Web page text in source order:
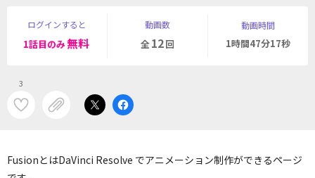
ログインすると
1話目のみ無料
動画数
全12回
動画時間
1時間47分17秒
3
FusionとはDaVinci Resolve でアニメーション制作ができるページ